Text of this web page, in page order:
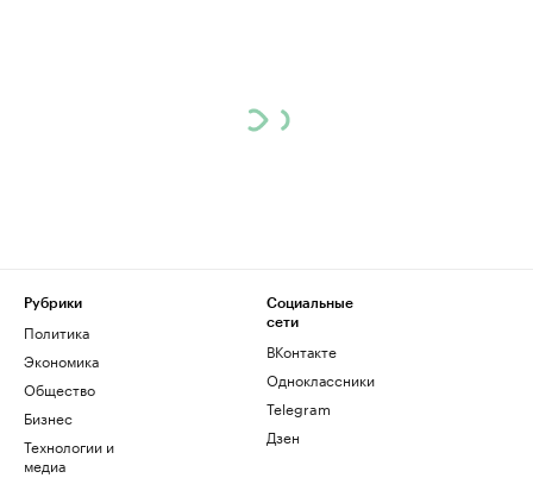
Рубрики
Политика
Экономика
Общество
Бизнес
Технологии и
медиа
Социальные
сети
ВКонтакте
Одноклассники
Telegram
Дзен